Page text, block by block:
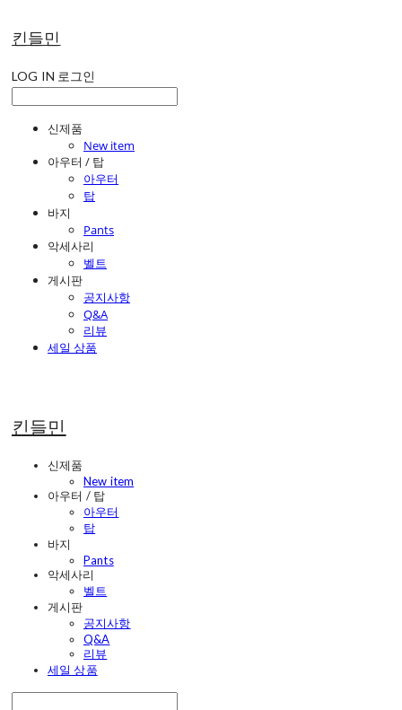
킨들민
LOG IN 로그인
신제품
New item
아우터 / 탑
아우터
탑
바지
Pants
악세사리
벨트
게시판
공지사항
Q&A
리뷰
세일 상품
킨들민
신제품
New item
아우터 / 탑
아우터
탑
바지
Pants
악세사리
벨트
게시판
공지사항
Q&A
리뷰
세일 상품